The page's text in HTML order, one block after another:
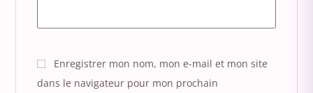
Enregistrer mon nom, mon e-mail et mon site
dans le navigateur pour mon prochain